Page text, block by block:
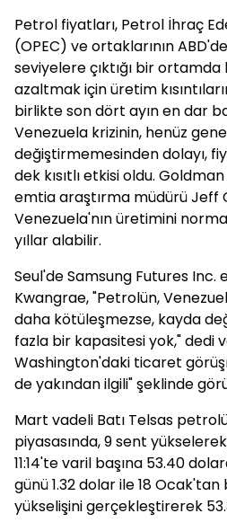
Petrol fiyatları, Petrol İhraç
(OPEC) ve ortaklarının
seviyelere çıktığı bir
azaltmak için üretim
birlikte son dört ayın en dar
Venezuela krizinin, henüz
değiştirmemesinden dolayı,
dek kısıtlı etkisi oldu.
emtia araştırma müdürü Jeff
Venezuela'nın üretimini
yıllar alabilir.
Seul'de Samsung Futures Inc.
Kwangrae, "Petrolün,
daha kötüleşmezse, kayda
fazla bir kapasitesi yok," dedi
Washington'daki ticaret
de yakından ilgili" şeklinde
Mart vadeli Batı Telsas
piyasasında, 9 sent
11:14'te varil başına 53.40
günü 1.32 dolar ile 18
yükselişini gerçekleştirerek